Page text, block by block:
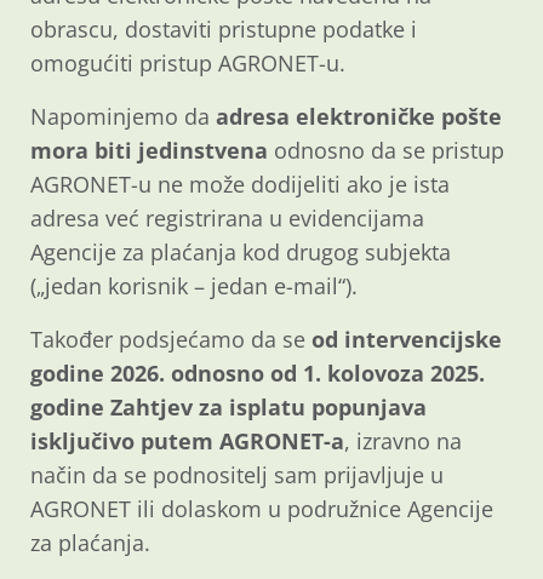
obrascu, dostaviti pristupne podatke i
omogućiti pristup AGRONET-u.
Napominjemo da adresa elektroničke pošte
mora biti jedinstvena odnosno da se pristup
AGRONET-u ne može dodijeliti ako je ista
adresa već registrirana u evidencijama
Agencije za plaćanja kod drugog subjekta
(„jedan korisnik – jedan e-mail“).
Također podsjećamo da se od intervencijske
godine 2026. odnosno od 1. kolovoza 2025.
godine Zahtjev za isplatu popunjava
isključivo putem AGRONET-a, izravno na
način da se podnositelj sam prijavljuje u
AGRONET ili dolaskom u podružnice Agencije
za plaćanja.